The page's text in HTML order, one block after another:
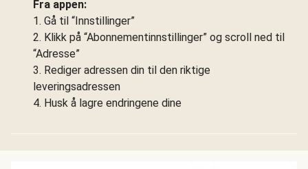
Fra appen:
1. Gå til “Innstillinger”
2. Klikk på “Abonnementinnstillinger” og scroll ned til
“Adresse”
3. Rediger adressen din til den riktige
leveringsadressen
4. Husk å lagre endringene dine